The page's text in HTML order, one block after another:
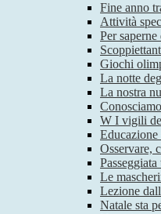
Fine anno
Attività
Per
Giochi
La notte
La nostra
W I vigili
Educazione
Osservare,
Le
Lezione
Natale sta